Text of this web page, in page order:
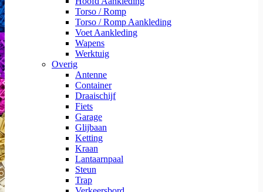
Torso / Romp
Torso / Romp Aankleding
Voet Aankleding
Wapens
Werktuig
Overig
Antenne
Container
Draaischijf
Fiets
Garage
Glijbaan
Ketting
Kraan
Lantaarnpaal
Steun
Trap